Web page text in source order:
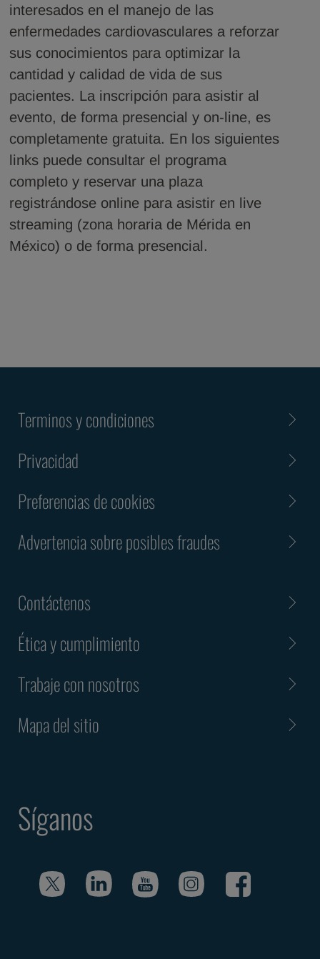
interesados en el manejo de las
enfermedades cardiovasculares a reforzar
sus conocimientos para optimizar la
cantidad y calidad de vida de sus
pacientes. La inscripción para asistir al
evento, de forma presencial y on-line, es
completamente gratuita. En los siguientes
links puede consultar el programa
completo y reservar una plaza
registrándose online para asistir en live
streaming (zona horaria de Mérida en
México) o de forma presencial.
Terminos y condiciones
Privacidad
Preferencias de cookies
Advertencia sobre posibles fraudes
Contáctenos
Ética y cumplimiento
Trabaje con nosotros
Mapa del sitio
Síganos